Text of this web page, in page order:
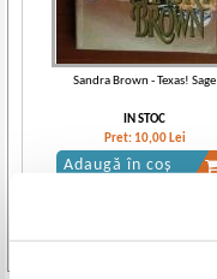
Sandra Brown - Texas! Sage
IN STOC
Pret: 10,00 Lei
Adaugă în coș
Vezi toate edițiile »